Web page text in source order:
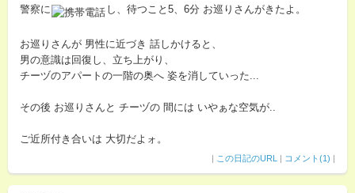
警察に し、待つこと5、6分 お巡りさんがきたよ。
お巡りさんが 男性に近づき 話しかけると、
男の意識は回復し、立ち上がり、
チーヅのアパートの一階の奥へ 姿を消していった...
その後 お巡りさんと チーヅの 間には いやぁな空気が..
ご近所付き合いは 大切だよォ。
| この日記のURL | コメント(1) |